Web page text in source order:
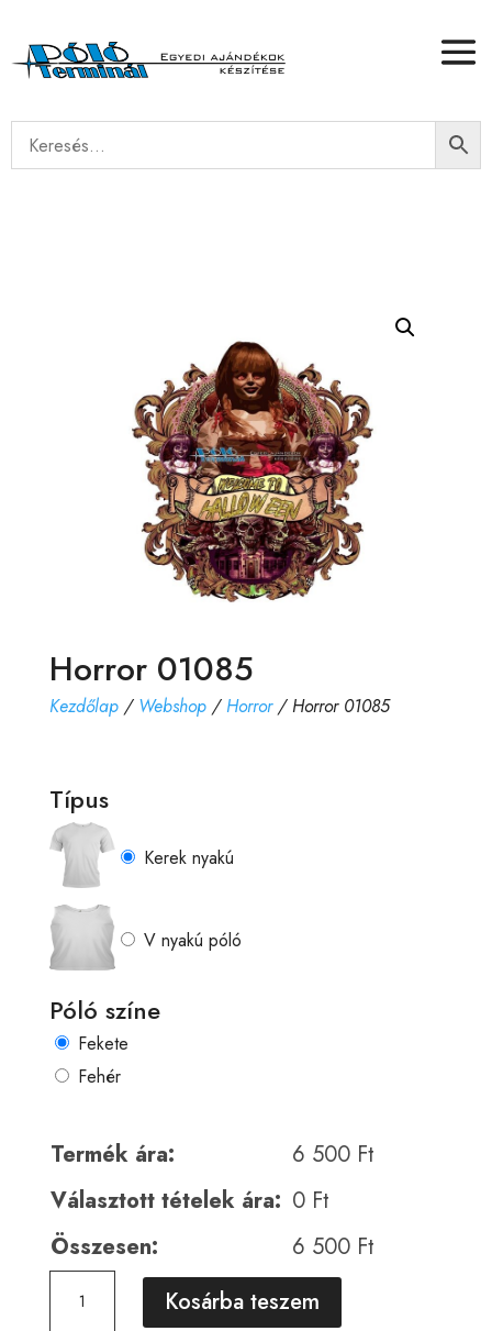
Horror 01085
Kezdőlap/ Webshop/ Horror/ Horror 01085
Típus
Kerek nyakú
V nyakú póló
Póló színe
Fekete
Fehér
Termék ára: 6 500 Ft
Választott tételek ára: 0 Ft
Összesen:
6 500 Ft
01085
Kosárba teszem
A